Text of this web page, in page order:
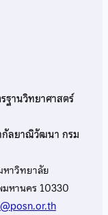
ฐานวิทยาศาสตร์
กัลยาณิวัฒนา กรม
าวิทยาลัย
หานคร 10330